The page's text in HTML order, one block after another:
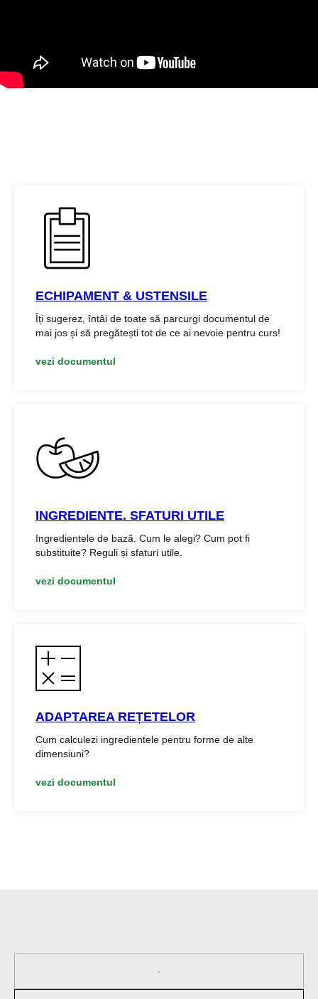
ECHIPAMENT & USTENSILE
Îți sugerez, întâi de toate să parcurgi documentul de
mai jos și să pregătești tot de ce ai nevoie pentru curs!
vezi documentul
INGREDIENTE. SFATURI UTILE
Ingredientele de bază. Cum le alegi? Cum pot fi
substituite? Reguli și sfaturi utile.
vezi documentul
ADAPTAREA REȚETELOR
Cum calculezi ingredientele pentru forme de alte
dimensiuni?
vezi documentul
-